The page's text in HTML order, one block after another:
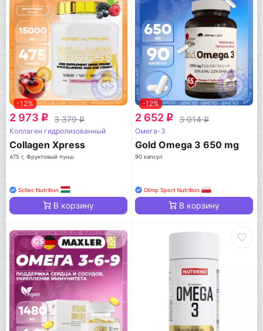
-12%
2 973 q 3 379q
Коллаген гидролизованный
Collagen Xpress
475 г, Фруктовый пунш
Scitec Nutrition
В корзину
-12%
2 652 q 3 014q
Омега-3
Gold Omega 3 650 mg
90 капсул
Olimp Sport Nutrition
В корзину